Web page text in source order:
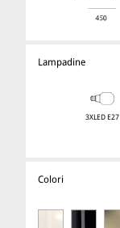
Lampadine
3XLED E27
Colori